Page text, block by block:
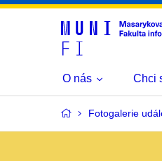
O nás Chci
Fotogalerie